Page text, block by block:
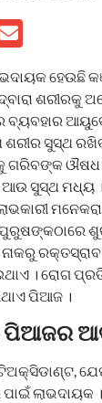
ହେଉଛି
ଶରୀରକୁ
ବ୍ୟବହାର
ଶରୀର ସୁସ୍ଥ
ଗରିବଙ୍କ ଔଷଧ
ଆଉ ସୁସ୍ଥ ମଧ୍ୟ
ପୁରୁଷଙ୍କଠାରେ
। ରୋଗ
ପିଆଜ ।
ପିଆଜର
ଲାଭଦାୟକ